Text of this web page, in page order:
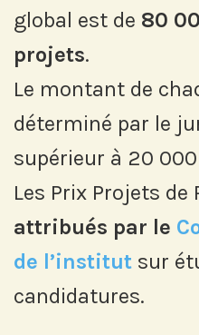
global est de 80
projets.
Le montant de
déterminé par le
supérieur à 20
Les Prix Projets
attribués par le
de l’institut sur
candidatures.